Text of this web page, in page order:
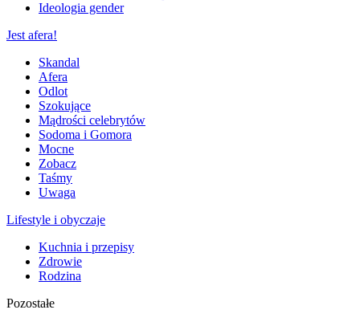
Ideologia gender
Jest afera!
Skandal
Afera
Odlot
Szokujące
Mądrości celebrytów
Sodoma i Gomora
Mocne
Zobacz
Taśmy
Uwaga
Lifestyle i obyczaje
Kuchnia i przepisy
Zdrowie
Rodzina
Pozostałe